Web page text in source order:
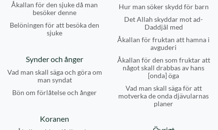
Hur man söker skydd för barn
Det Allah skyddar mot ad-
Daddjâl med
Åkallan för fruktan att hamna i
avguderi
Åkallan för den som fruktar att
något skall drabbas av hans
[onda] öga
Vad man skall säga för att
motverka de onda djävularnas
planer
Åkallan för den sjuke då man
besöker denne
Belöningen för att besöka den
sjuke
Synder och ånger
Vad man skall säga och göra om
man syndat
Bön om förlåtelse och ånger
Koranen